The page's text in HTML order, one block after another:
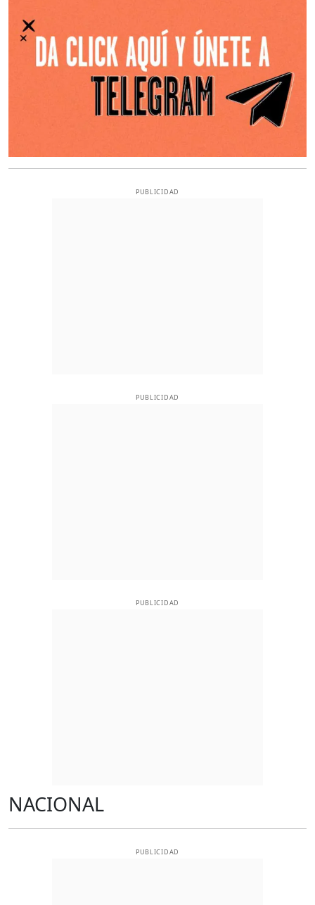
PUBLICIDAD
PUBLICIDAD
PUBLICIDAD
NACIONAL
PUBLICIDAD